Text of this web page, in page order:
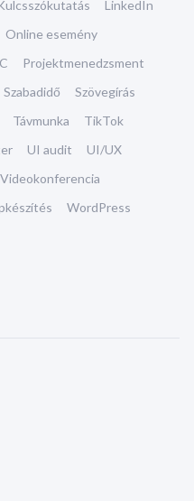
LinkedIn
Online esemény
Projektmenedzsment
Szabadidő
Szövegírás
Távmunka
TikTok
UI audit
UI/UX
Videokonferencia
WordPress